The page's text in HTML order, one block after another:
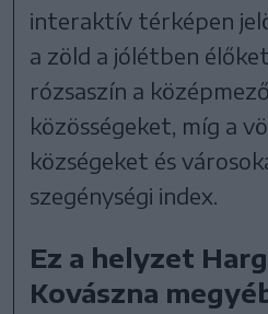
interaktív térképen
a zöld a jólétben
rózsaszín a
közösségeket, míg a
községeket és
szegénységi index.
Ez a helyzet
Kovászna